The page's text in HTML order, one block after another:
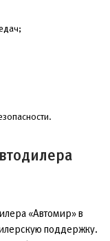
«Автомир» в
поддержку.